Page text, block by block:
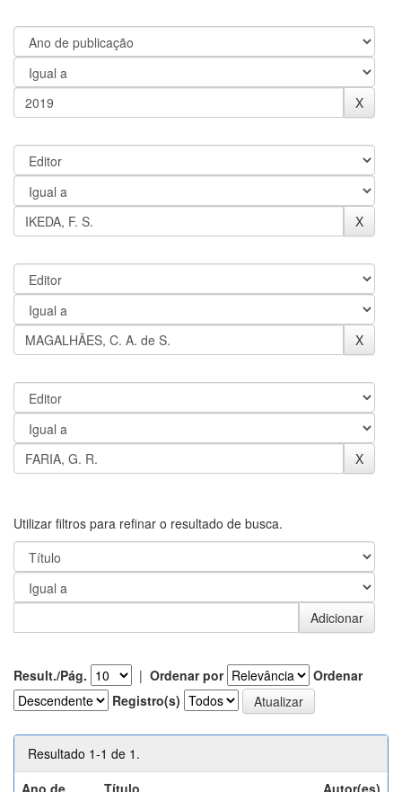
Utilizar filtros para refinar o resultado de busca.
Result./Pág. | Ordenar por
Ordenar
Registro(s)
Resultado 1-1 de 1.
Ano de
Título Autor(es)